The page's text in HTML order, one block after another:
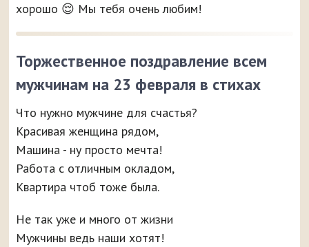
хорошо 😌 Мы тебя очень любим!
Торжественное поздравление всем
мужчинам на 23 февраля в стихах
Что нужно мужчине для счастья?
Красивая женщина рядом,
Машина - ну просто мечта!
Работа с отличным окладом,
Квартира чтоб тоже была.
Не так уже и много от жизни
Мужчины ведь наши хотят!